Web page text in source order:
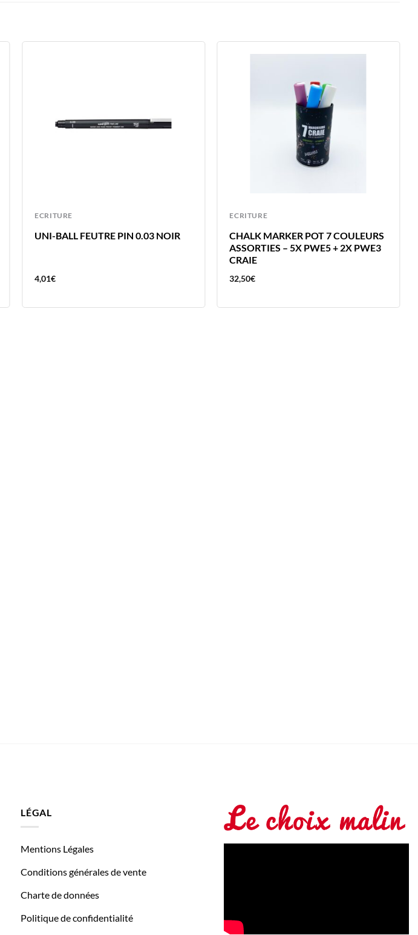
ECRITURE
UNI-BALL FEUTRE PIN 0.03 NOIR
4,01€
ECRITURE
CHALK MARKER POT 7 COULEURS
ASSORTIES – 5X PWE5 + 2X PWE3
CRAIE
32,50€
LÉGAL
Mentions Légales
Conditions générales de vente
Charte de données
Politique de confidentialité